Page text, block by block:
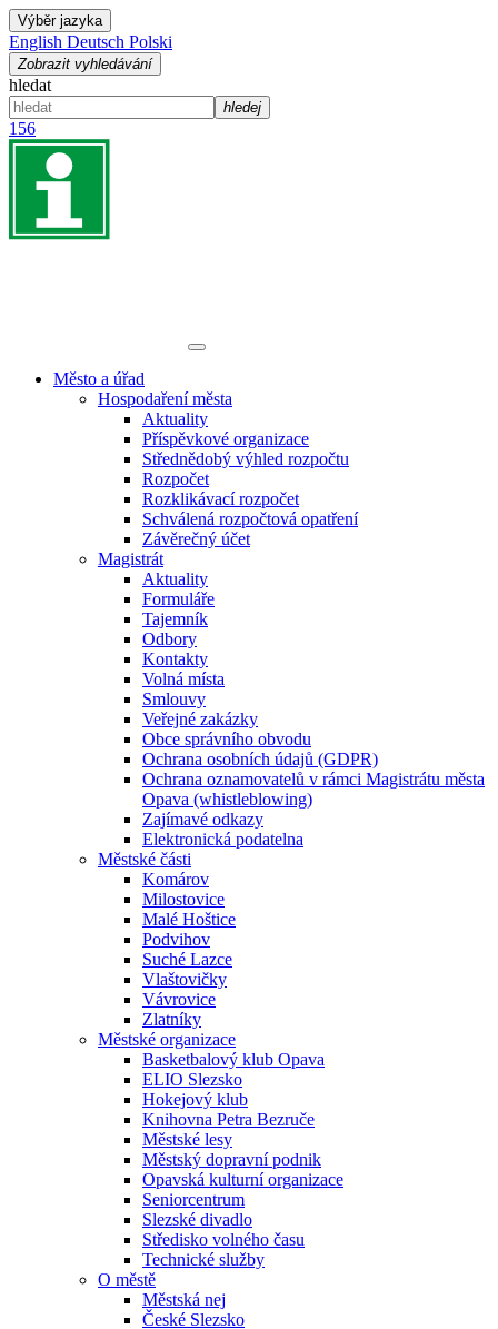
Výběr jazyka
English Deutsch Polski
Zobrazit vyhledávání
hledat
hledej
156
Město a úřad
Hospodaření města
Aktuality
Příspěvkové organizace
Střednědobý výhled rozpočtu
Rozpočet
Rozklikávací rozpočet
Schválená rozpočtová opatření
Závěrečný účet
Magistrát
Aktuality
Formuláře
Tajemník
Odbory
Kontakty
Volná místa
Smlouvy
Veřejné zakázky
Obce správního obvodu
Ochrana osobních údajů (GDPR)
Ochrana oznamovatelů v rámci Magistrátu města
Opava (whistleblowing)
Zajímavé odkazy
Elektronická podatelna
Městské části
Komárov
Milostovice
Malé Hoštice
Podvihov
Suché Lazce
Vlaštovičky
Vávrovice
Zlatníky
Městské organizace
Basketbalový klub Opava
ELIO Slezsko
Hokejový klub
Knihovna Petra Bezruče
Městské lesy
Městský dopravní podnik
Opavská kulturní organizace
Seniorcentrum
Slezské divadlo
Středisko volného času
Technické služby
O městě
Městská nej
České Slezsko